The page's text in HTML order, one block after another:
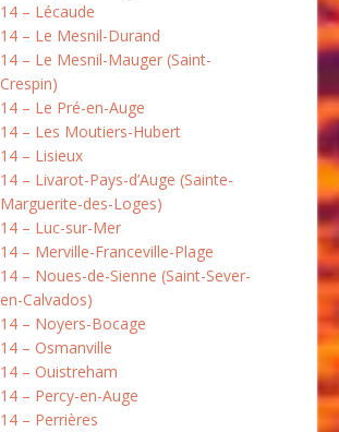
14 – Lécaude
14 – Le Mesnil-Durand
14 – Le Mesnil-Mauger (Saint-
Crespin)
14 – Le Pré-en-Auge
14 – Les Moutiers-Hubert
14 – Lisieux
14 – Livarot-Pays-d’Auge (Sainte-
Marguerite-des-Loges)
14 – Luc-sur-Mer
14 – Merville-Franceville-Plage
14 – Noues-de-Sienne (Saint-Sever-
en-Calvados)
14 – Noyers-Bocage
14 – Osmanville
14 – Ouistreham
14 – Percy-en-Auge
14 – Perrières